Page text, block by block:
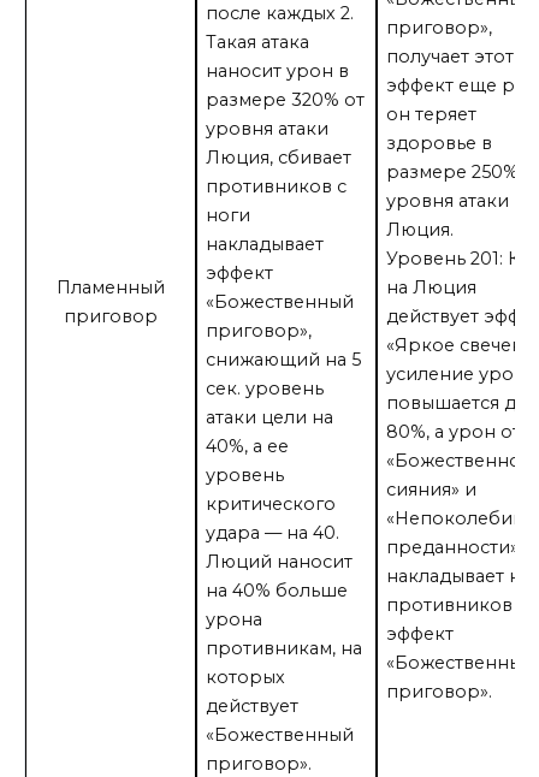
Пламенный
приговор
после каждых 2.
Такая атака
наносит урон в
размере 320% от
уровня атаки
Люция, сбивает
противников с
ноги
накладывает
эффект
«Божественный
приговор»,
снижающий на 5
сек. уровень
атаки цели на
40%, а ее
уровень
критического
удара — на 40.
Люций наносит
на 40% больше
урона
противникам, на
которых
действует
«Божественный
приговор».
приговор»,
получает этот
эффект еще раз,
он теряет
здоровье в
размере 250%
уровня атаки
Люция.
Уровень 201:
на Люция
действует
«Яркое
усиление урона
повышается до
80%, а урон от
сияния» и
преданности»
накладывает на
противников
эффект
«Божественный
приговор».